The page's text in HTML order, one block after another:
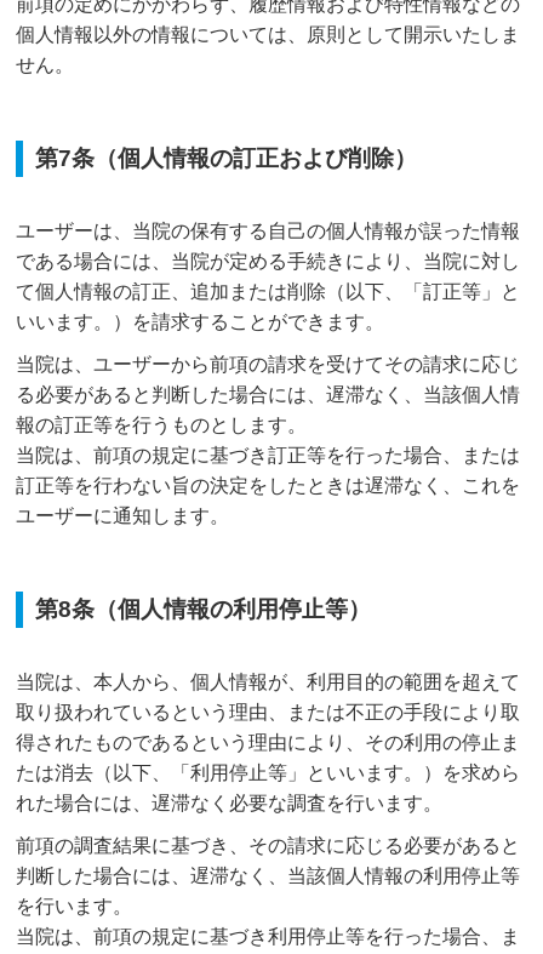
前項の定めにかかわらず、履歴情報および特性情報などの
個人情報以外の情報については、原則として開示いたしま
せん。
第7条（個人情報の訂正および削除）
ユーザーは、当院の保有する自己の個人情報が誤った情報
である場合には、当院が定める手続きにより、当院に対し
て個人情報の訂正、追加または削除（以下、「訂正等」と
いいます。）を請求することができます。
当院は、ユーザーから前項の請求を受けてその請求に応じ
る必要があると判断した場合には、遅滞なく、当該個人情
報の訂正等を行うものとします。
当院は、前項の規定に基づき訂正等を行った場合、または
訂正等を行わない旨の決定をしたときは遅滞なく、これを
ユーザーに通知します。
第8条（個人情報の利用停止等）
当院は、本人から、個人情報が、利用目的の範囲を超えて
取り扱われているという理由、または不正の手段により取
得されたものであるという理由により、その利用の停止ま
たは消去（以下、「利用停止等」といいます。）を求めら
れた場合には、遅滞なく必要な調査を行います。
前項の調査結果に基づき、その請求に応じる必要があると
判断した場合には、遅滞なく、当該個人情報の利用停止等
を行います。
当院は、前項の規定に基づき利用停止等を行った場合、ま